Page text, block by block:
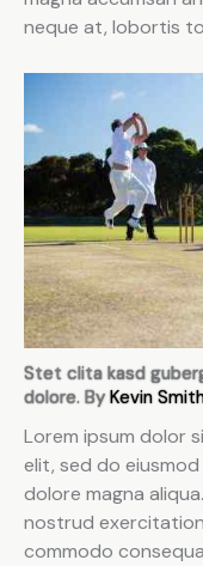
neque at, lobortis
Stet clita kasd
dolore. ByKevin
Lorem ipsum dolor
elit, sed do
dolore magna
nostrud
commodo